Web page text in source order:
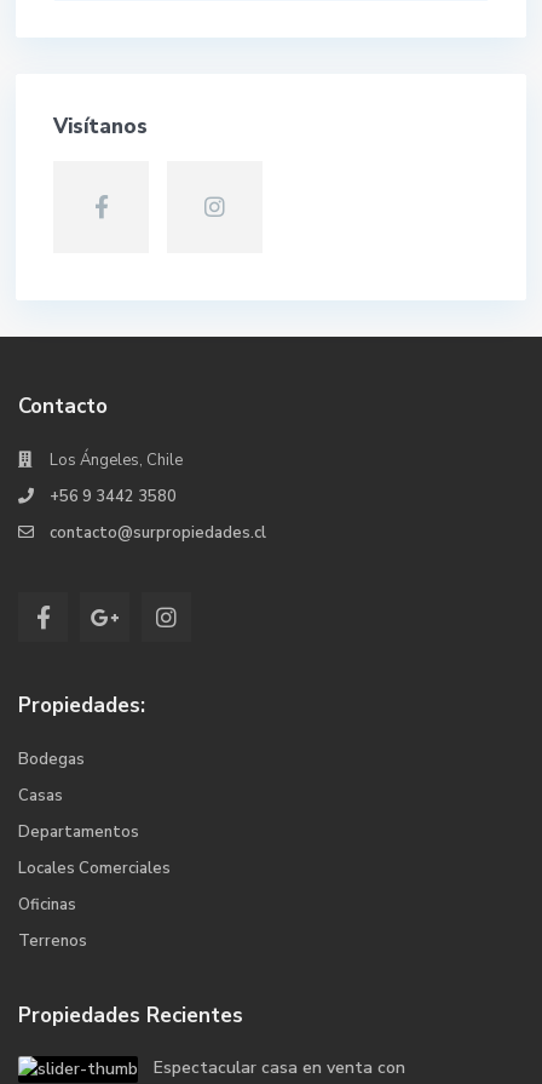
Visítanos
Contacto
Los Ángeles, Chile
+56 9 3442 3580
contacto@surpropiedades.cl
Propiedades:
Bodegas
Casas
Departamentos
Locales Comerciales
Oficinas
Terrenos
Propiedades Recientes
Espectacular casa en venta con